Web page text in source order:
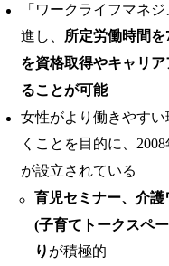
「ワークライフマネ
進し、 所定労働時間を
を資格取得やキャリ
ることが可能
女性がより働きやす
くことを目的に、
が設立されている
育児セミナー、介
(子育てトークスペ
り が積極的